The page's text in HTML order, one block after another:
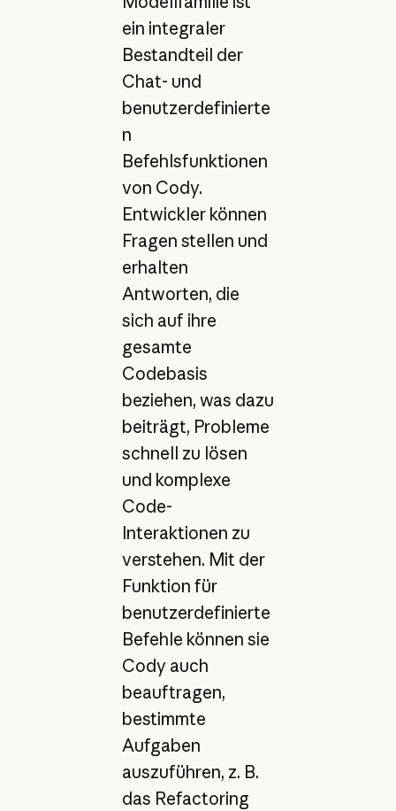
ein integraler
Bestandteil der
Chat- und
benutzerdefinierte
n
Befehlsfunktionen
von Cody.
Entwickler können
Fragen stellen und
erhalten
Antworten, die
sich auf ihre
gesamte
Codebasis
beziehen, was dazu
beiträgt, Probleme
schnell zu lösen
und komplexe
Code-
Interaktionen zu
verstehen. Mit der
Funktion für
benutzerdefinierte
Befehle können sie
Cody auch
beauftragen,
bestimmte
Aufgaben
auszuführen, z. B.
das Refactoring